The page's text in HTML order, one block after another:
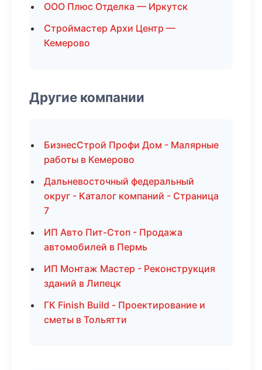
ООО Плюс Отделка — Иркутск
Строймастер Архи Центр —
Кемерово
Другие компании
БизнесСтрой Профи Дом - Малярные
работы в Кемерово
Дальневосточный федеральный
округ - Каталог компаний - Страница
7
ИП Авто Пит-Стоп - Продажа
автомобилей в Пермь
ИП Монтаж Мастер - Реконструкция
зданий в Липецк
ГК Finish Build - Проектирование и
сметы в Тольятти